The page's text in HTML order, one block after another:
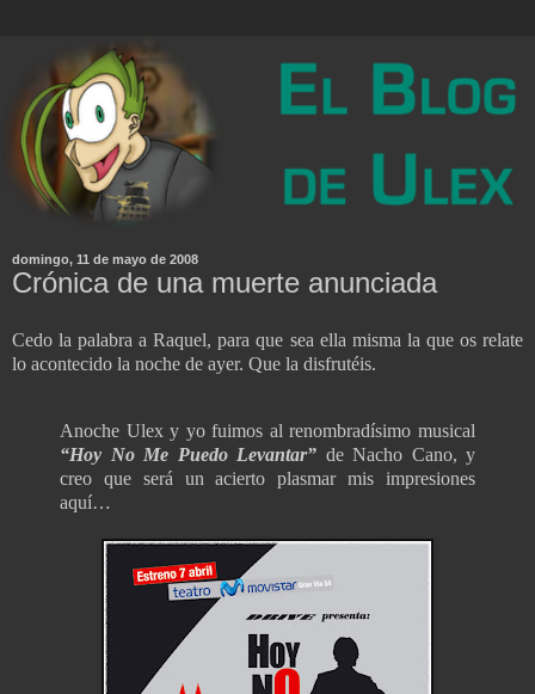
domingo, 11 de mayo de 2008
Crónica de una muerte anunciada
Cedo la palabra a Raquel, para que sea ella misma la que os relate
lo acontecido la noche de ayer. Que la disfrutéis.
Anoche Ulex y yo fuimos al renombradísimo musical
“Hoy No Me Puedo Levantar” de Nacho Cano, y
creo que será un acierto plasmar mis impresiones
aquí…